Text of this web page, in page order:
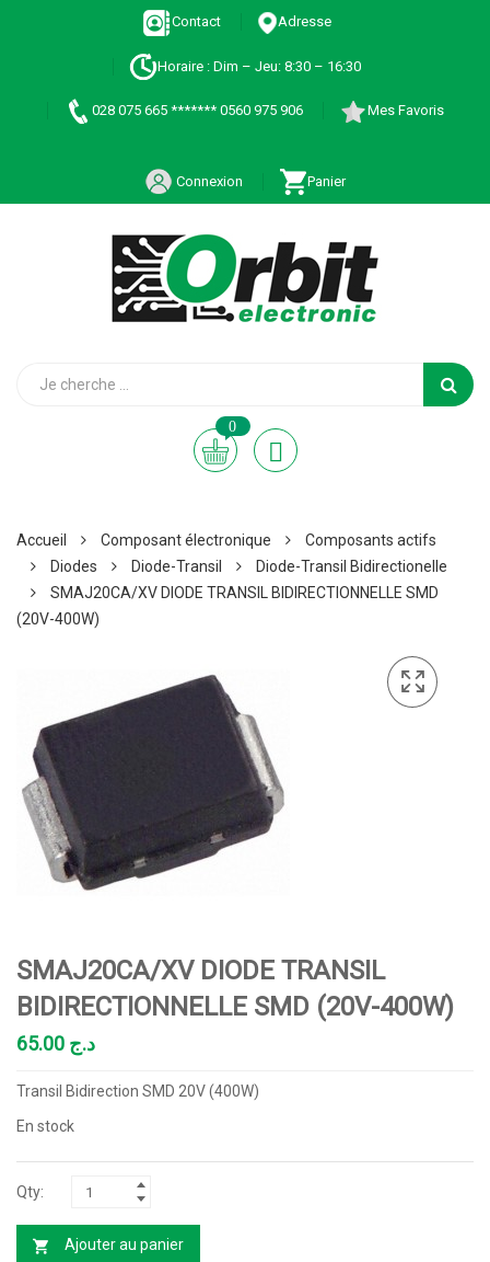
Contact Adresse
Horaire : Dim – Jeu: 8:30 – 16:30
028 075 665 ******* 0560 975 906 Mes Favoris
Connexion Panier
0
Accueil Composant électronique
Composants actifs
Diodes
Diode-Transil
Diode-Transil Bidirectionelle
SMAJ20CA/XV DIODE TRANSIL BIDIRECTIONNELLE SMD
(20V-400W)
SMAJ20CA/XV DIODE TRANSIL
BIDIRECTIONNELLE SMD (20V-400W)
د.ج
Transil Bidirection SMD 20V (400W)
En stock
Ajouter au panier